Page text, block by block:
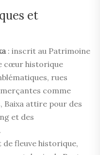
et
: inscrit au Patrimoine
cœur historique
rues
comme
Baixa attire pour des
et des
de fleuve historique,